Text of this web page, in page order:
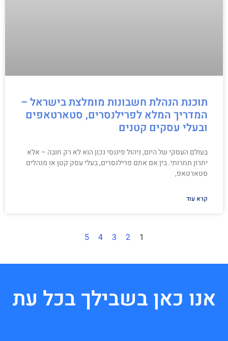
תוכנת הנהלת חשבונות מומלצת בישראל –
המדריך המלא לפרילנסרים, סטארטאפים
ובעלי עסקים קטנים
בעולם העסקי של היום, ניהול פיננסי נכון הוא לא רק חובה – אלא
יתרון תחרותי. בין אם אתם פרילנסרים, בעלי עסק קטן או מנהלים
סטארטאפ,
קרא עוד
1
2
3
4
5
אנו כאן בשבילך בכל עת